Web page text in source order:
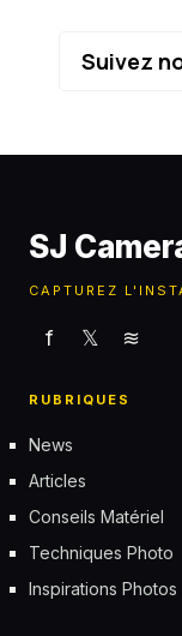
Suivez
SJ
CAPTUREZ
f 𝕏 ≋
RUBRIQUES
News
Articles
Conseils Matériel
Techniques Photo
Inspirations Photos